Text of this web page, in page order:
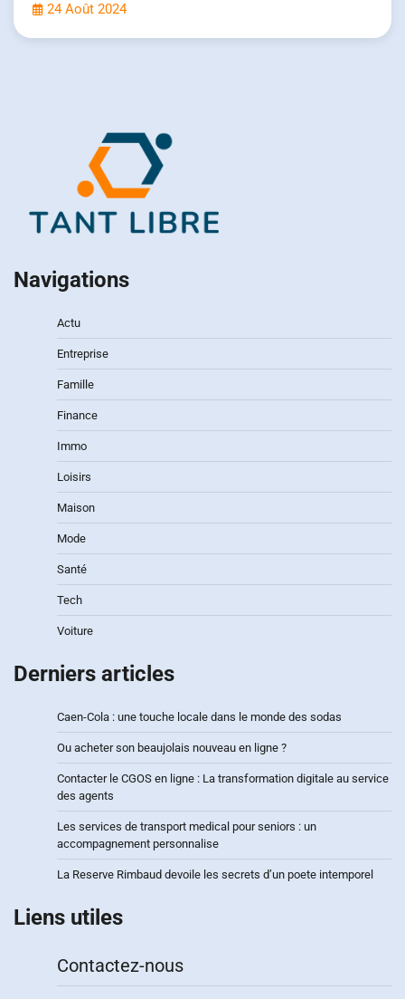
24 Août 2024
Navigations
Actu
Entreprise
Famille
Finance
Immo
Loisirs
Maison
Mode
Santé
Tech
Voiture
Derniers articles
Caen-Cola : une touche locale dans le monde des sodas
Ou acheter son beaujolais nouveau en ligne ?
Contacter le CGOS en ligne : La transformation digitale au service
des agents
Les services de transport medical pour seniors : un
accompagnement personnalise
La Reserve Rimbaud devoile les secrets d’un poete intemporel
Liens utiles
Contactez-nous